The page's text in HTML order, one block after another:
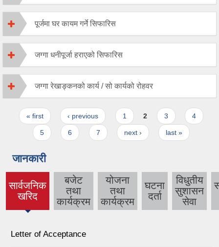
पूर्जमा घर कायम गर्ने सिफारिस
जग्गा धनीपूर्जा हराएको सिफारिस
जग्गा रेखाङ्कनको कार्य ‍/ सो कार्यको रोहवर
Pages
« first ‹ previous 1 2 3 4
5 6 7 next › last »
जानकारी
सार्वजनिक
खरिद
(active
बजेट
तथा
कार्यक्रम
योजना
तथा
कार्यक्रम
घटना
दर्ता
विधुतीय
सुशासन
सेवा
Letter of Acceptance